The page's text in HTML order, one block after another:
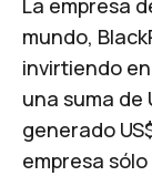
La empresa
mundo,
invirtiendo
una suma de
generado
empresa